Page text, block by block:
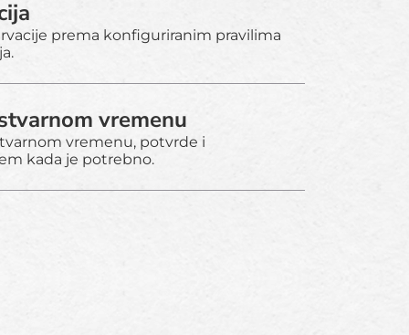
prema konfiguriranim pravilima
vremenu
vremenu, potvrde i
kada je potrebno.